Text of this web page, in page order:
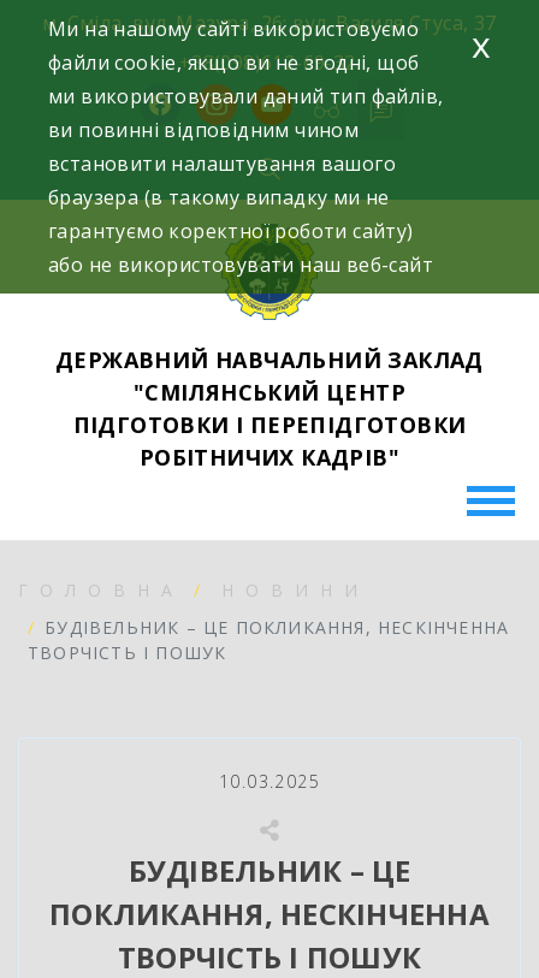
content
м. Сміла, вул. Мазура, 26; вул. Василя Стуса, 37
+38(098)612-69-32.
facebookinstagram
youtube
ДЕРЖАВНИЙ НАВЧАЛЬНИЙ ЗАКЛАД
"СМІЛЯНСЬКИЙ ЦЕНТР
ПІДГОТОВКИ І ПЕРЕПІДГОТОВКИ
РОБІТНИЧИХ КАДРІВ"
ГОЛОВНА
НОВИНИ
БУДІВЕЛЬНИК – ЦЕ ПОКЛИКАННЯ, НЕСКІНЧЕННА
ТВОРЧІСТЬ І ПОШУК
10.03.2025
БУДІВЕЛЬНИК – ЦЕ
ПОКЛИКАННЯ, НЕСКІНЧЕННА
ТВОРЧІСТЬ І ПОШУК
Ми на нашому сайті використовуємо
файли cookie, якщо ви не згодні, щоб
ми використовували даний тип файлів,
ви повинні відповідним чином
встановити налаштування вашого
браузера (в такому випадку ми не
гарантуємо коректної роботи сайту)
або не використовувати наш веб-сайт
x